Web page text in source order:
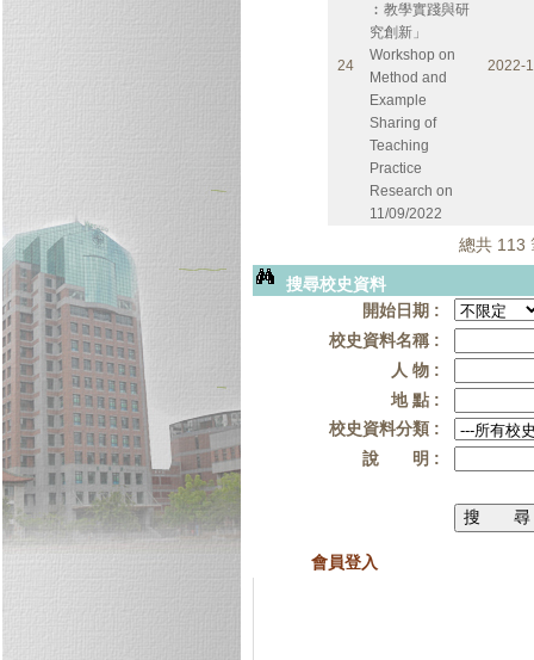
24
︰教學實踐與研
究創新」
Workshop on
Method and
Example
Sharing of
Teaching
Practice
Research on
11/09/2022
2022-
總共 113
搜尋校史資料
開始日期 :
校史資料名稱 :
人 物 :
地 點 :
校史資料分類 :
說 明 :
會員登入